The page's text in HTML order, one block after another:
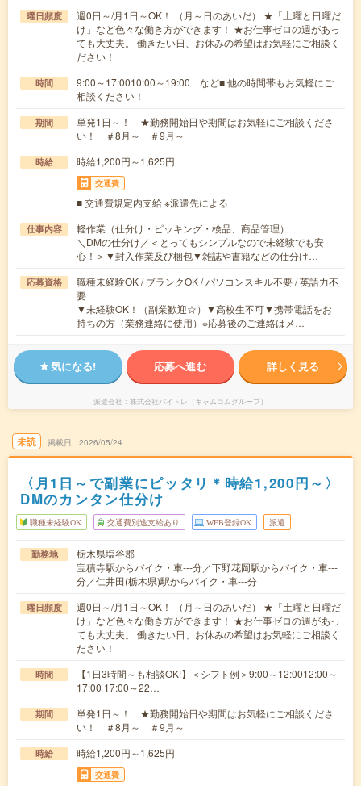
曜日頻度
週0日～/月1日～OK！ （月～日のあいだ） ★「土曜と日曜だ
け」など色々な働き方ができます！ ★お仕事ゼロの週があっ
ても大丈夫。 働きたい日、お休みの希望はお気軽にご相談く
ださい！
時間
9:00～17:0010:00～19:00 など■ 他の時間帯もお気軽にご
相談ください！
期間
単発1日～！ ★勤務開始日や期間はお気軽にご相談くださ
い！ ＃8月～ ＃9月～
時給 時給1,200円～1,625円
交通費
■ 交通費規定内支給 ※派遣先による
仕事内容
軽作業（仕分け・ピッキング・検品、商品管理）
＼DMの仕分け／＜とってもシンプルなので未経験でも安
心！＞▼封入作業及び梱包▼雑誌や書籍などの仕分け…
応募資格
職種未経験OK / ブランクOK / パソコンスキル不要 / 英語力不
要
▼未経験OK！（副業歓迎☆）▼高校生不可▼携帯電話をお
持ちの方（業務連絡に使用）※応募後のご連絡はメ…
気になる! 応募へ進む 詳しく見る
派遣会社 株式会社バイトレ（キャムコムグループ）
未読 掲載日 2026/05/24
〈月1日～で副業にピッタリ＊時給1,200円～〉
DMのカンタン仕分け
職種未経験OK 交通費別途支給あり WEB登録OK 派遣
勤務地
栃木県塩谷郡
宝積寺駅からバイク・車---分／下野花岡駅からバイク・車---
分／仁井田(栃木県)駅からバイク・車---分
曜日頻度
週0日～/月1日～OK！ （月～日のあいだ） ★「土曜と日曜だ
け」など色々な働き方ができます！ ★お仕事ゼロの週があっ
ても大丈夫。 働きたい日、お休みの希望はお気軽にご相談く
ださい！
時間
【1日3時間～も相談OK!】＜シフト例＞9:00～12:0012:00～
17:00 17:00～22…
期間
単発1日～！ ★勤務開始日や期間はお気軽にご相談くださ
い！ ＃8月～ ＃9月～
時給 時給1,200円～1,625円
交通費